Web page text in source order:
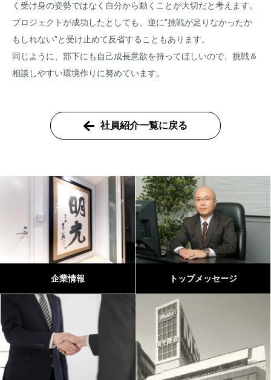
く受け身の姿勢ではなく自分から動くことが大切だと考えます。
プロジェクトが成功したとしても、逆に”挑戦が足りなかったか
もしれない”と受け止めて反省することもあります。
同じように、部下にも自己成長意欲を持ってほしいので、挑戦＆
相談しやすい環境作りに努めています。
社員紹介一覧に戻る
企業情報 トップメッセージ